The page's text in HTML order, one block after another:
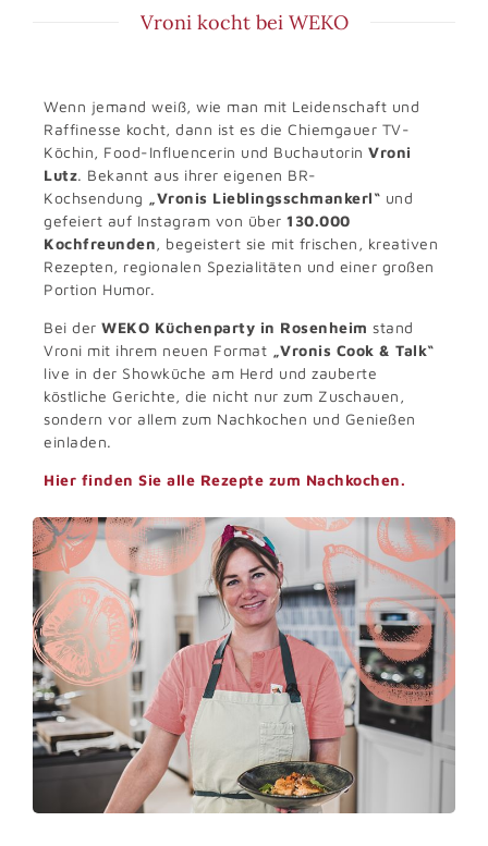
Vroni kocht bei WEKO
Wenn jemand weiß, wie man mit Leidenschaft und
Raffinesse kocht, dann ist es die Chiemgauer TV-
Köchin, Food-Influencerin und Buchautorin Vroni
Lutz. Bekannt aus ihrer eigenen BR-
Kochsendung „Vronis Lieblingsschmankerl“ und
gefeiert auf Instagram von über 130.000
Kochfreunden, begeistert sie mit frischen, kreativen
Rezepten, regionalen Spezialitäten und einer großen
Portion Humor.
Bei der WEKO Küchenparty in Rosenheim stand
Vroni mit ihrem neuen Format „Vronis Cook & Talk“
live in der Showküche am Herd und zauberte
köstliche Gerichte, die nicht nur zum Zuschauen,
sondern vor allem zum Nachkochen und Genießen
einladen.
Hier finden Sie alle Rezepte zum Nachkochen.